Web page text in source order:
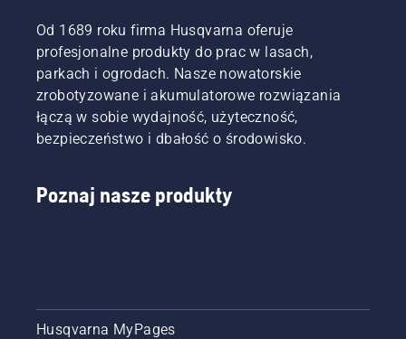
Od 1689 roku firma Husqvarna oferuje
profesjonalne produkty do prac w lasach,
parkach i ogrodach. Nasze nowatorskie
zrobotyzowane i akumulatorowe rozwiązania
łączą w sobie wydajność, użyteczność,
bezpieczeństwo i dbałość o środowisko.
Poznaj nasze produkty
Husqvarna MyPages